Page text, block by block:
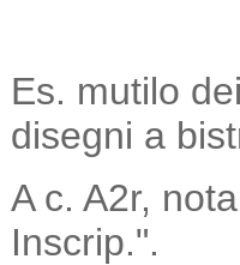
Es. mutilo
disegni a
A c. A2r,
Inscrip.".